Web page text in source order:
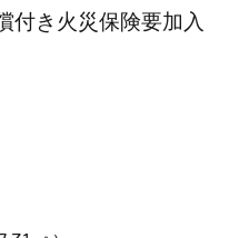
火災保険要加入